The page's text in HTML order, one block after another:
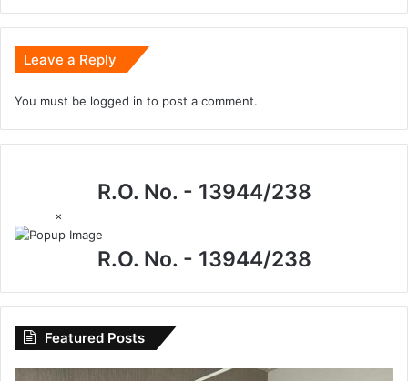
Leave a Reply
You must be logged in to post a comment.
R.O. No. - 13944/238
×
R.O. No. - 13944/238
Featured Posts